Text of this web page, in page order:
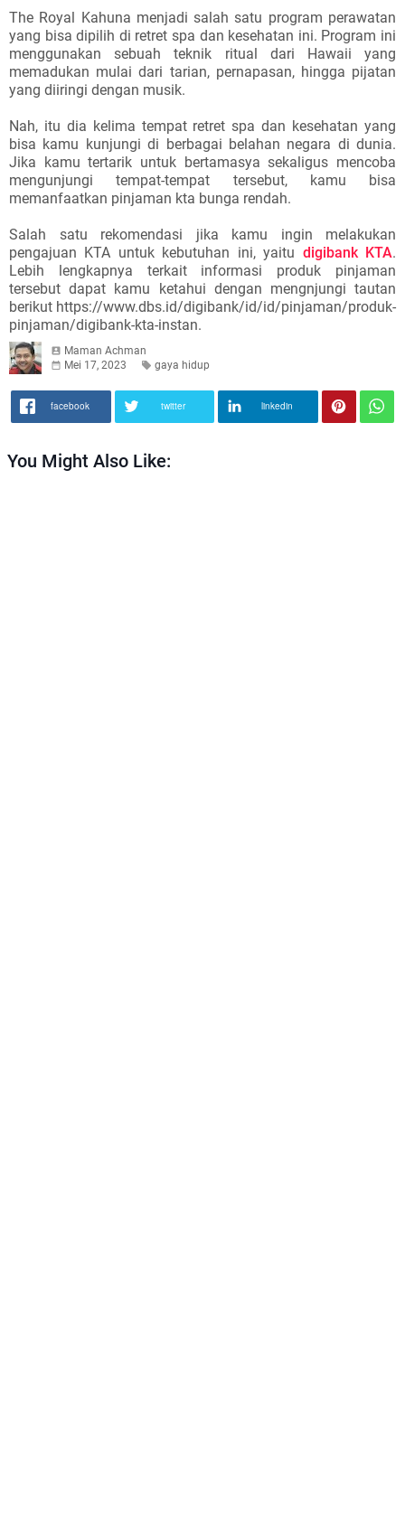
The Royal Kahuna menjadi salah satu program perawatan
yang bisa dipilih di retret spa dan kesehatan ini. Program ini
menggunakan sebuah teknik ritual dari Hawaii yang
memadukan mulai dari tarian, pernapasan, hingga pijatan
yang diiringi dengan musik.
Nah, itu dia kelima tempat retret spa dan kesehatan yang
bisa kamu kunjungi di berbagai belahan negara di dunia.
Jika kamu tertarik untuk bertamasya sekaligus mencoba
mengunjungi tempat-tempat tersebut, kamu bisa
memanfaatkan pinjaman kta bunga rendah.
Salah satu rekomendasi jika kamu ingin melakukan
pengajuan KTA untuk kebutuhan ini, yaitu digibank KTA.
Lebih lengkapnya terkait informasi produk pinjaman
tersebut dapat kamu ketahui dengan mengnjungi tautan
berikut https://www.dbs.id/digibank/id/id/pinjaman/produk-
pinjaman/digibank-kta-instan.
Maman Achman
Mei 17, 2023
gaya hidup
facebook twitter linkedin
You Might Also Like: